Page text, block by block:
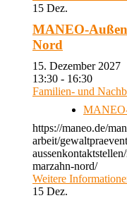
15 Dez.
MANEO-
Nord
15. Dezember 2027
13:30 - 16:30
Familien- und
https://maneo.de/
arbeit/
marzahn-nord/
Weitere
15 Dez.